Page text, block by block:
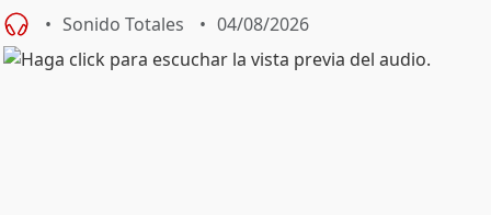
Sonido Totales 04/08/2026